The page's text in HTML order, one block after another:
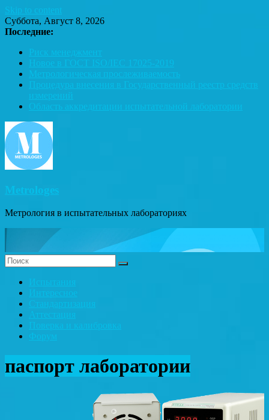
Skip to content
Суббота, Август 8, 2026
Последние:
Риск менеджмент
Новое в ГОСТ ISO/IEC 17025-2019
Метрологическая прослеживаемость
Процедура внесения в Государственный реестр средств
измерений
Область аккредитации испытательной лаборатории
Metrologes
Метрология в испытательных лабораториях
Испытания
Интересное
Стандартизация
Аттестация
Поверка и калибровка
Форум
паспорт лаборатории